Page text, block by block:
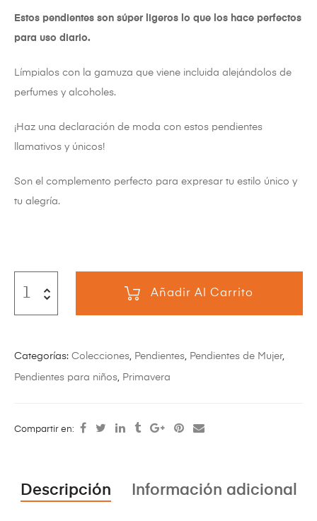
Estos pendientes son súper ligeros lo que los hace perfectos
para uso diario.
Límpialos con la gamuza que viene incluida alejándolos de
perfumes y alcoholes.
¡Haz una declaración de moda con estos pendientes
llamativos y únicos!
Son el complemento perfecto para expresar tu estilo único y
tu alegría.
Añadir Al Carrito
Categorías: Colecciones, Pendientes, Pendientes de Mujer,
Pendientes para niños, Primavera
Compartir en:
Descripción Información adicional